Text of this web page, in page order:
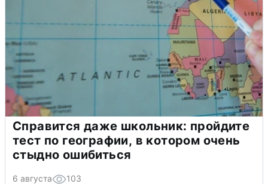
Справится даже школьник: пройдите
тест по географии, в котором очень
стыдно ошибиться
6 августа 103